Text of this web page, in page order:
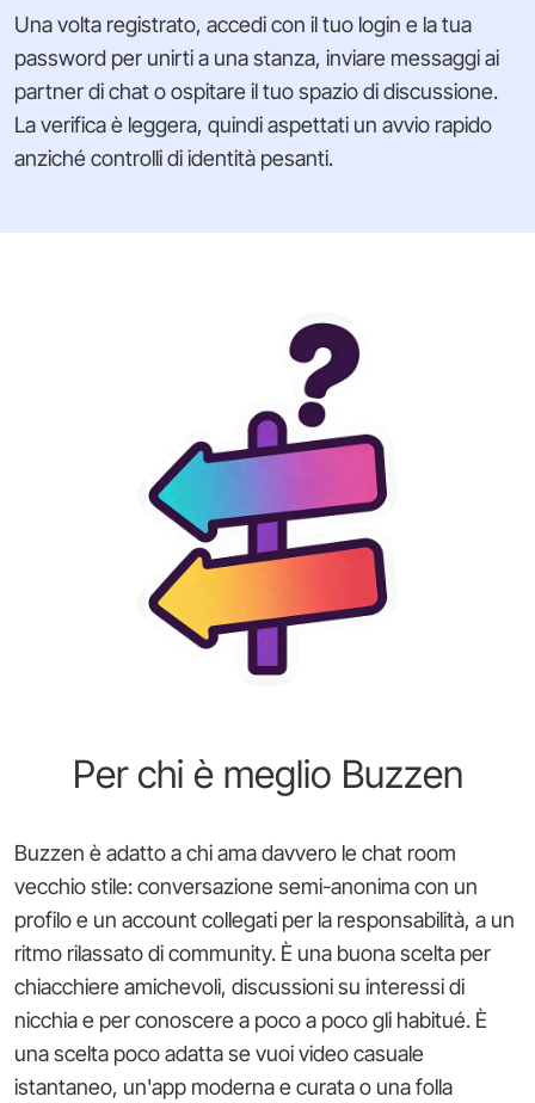
Una volta registrato, accedi con il tuo login e la tua
password per unirti a una stanza, inviare messaggi ai
partner di chat o ospitare il tuo spazio di discussione.
La verifica è leggera, quindi aspettati un avvio rapido
anziché controlli di identità pesanti.
Per chi è meglio Buzzen
Buzzen è adatto a chi ama davvero le chat room
vecchio stile: conversazione semi-anonima con un
profilo e un account collegati per la responsabilità, a un
ritmo rilassato di community. È una buona scelta per
chiacchiere amichevoli, discussioni su interessi di
nicchia e per conoscere a poco a poco gli habitué. È
una scelta poco adatta se vuoi video casuale
istantaneo, un'app moderna e curata o una folla